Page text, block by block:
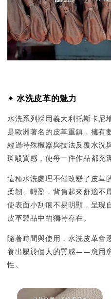
✦ 水洗皮革的魅力
水洗系列採用義大利托斯卡尼
是歐洲著名的皮革重鎮，擁有
經過特殊機器與技法反覆水洗
斑駁質感，使每一件作品都充
這種水洗處理不僅改變了皮革
柔韌、輕盈，背負起來舒適不
使表面小刮痕不易明顯，呈現
皮革製品中的獨特存在。
隨著時間與使用，水洗皮革會
養出屬於個人的質感——愈用
性。